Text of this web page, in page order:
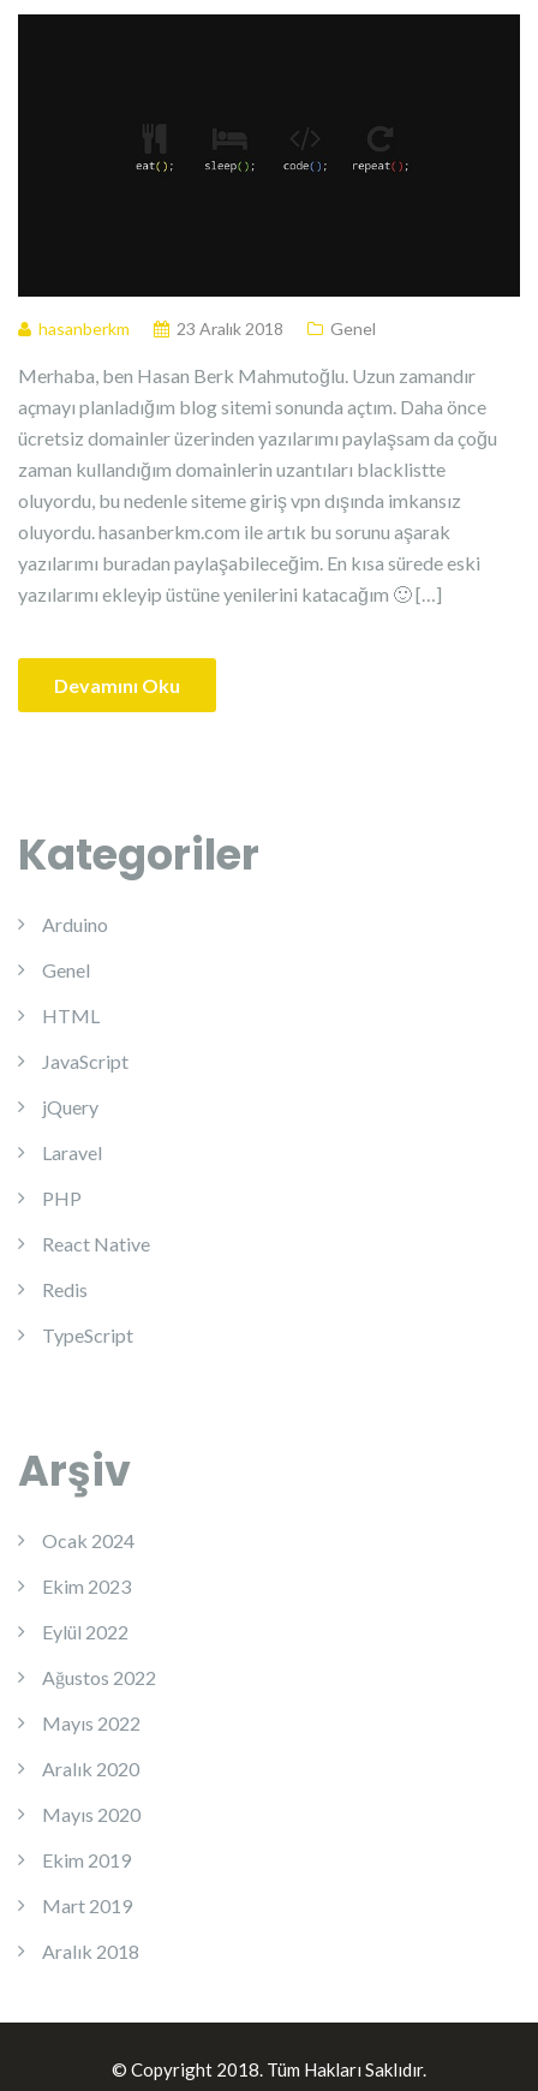
hasanberkm 23 Aralık 2018 Genel
Merhaba, ben Hasan Berk Mahmutoğlu. Uzun zamandır
açmayı planladığım blog sitemi sonunda açtım. Daha önce
ücretsiz domainler üzerinden yazılarımı paylaşsam da çoğu
zaman kullandığım domainlerin uzantıları blacklistte
oluyordu, bu nedenle siteme giriş vpn dışında imkansız
oluyordu. hasanberkm.com ile artık bu sorunu aşarak
yazılarımı buradan paylaşabileceğim. En kısa sürede eski
yazılarımı ekleyip üstüne yenilerini katacağım 🙂 […]
Devamını Oku
Kategoriler
Arduino
Genel
HTML
JavaScript
jQuery
Laravel
PHP
React Native
Redis
TypeScript
Arşiv
Ocak 2024
Ekim 2023
Eylül 2022
Ağustos 2022
Mayıs 2022
Aralık 2020
Mayıs 2020
Ekim 2019
Mart 2019
Aralık 2018
© Copyright 2018. Tüm Hakları Saklıdır.